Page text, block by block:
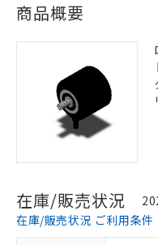
商品概要
在庫/販売状況
在庫/販売状況 ご利用条件